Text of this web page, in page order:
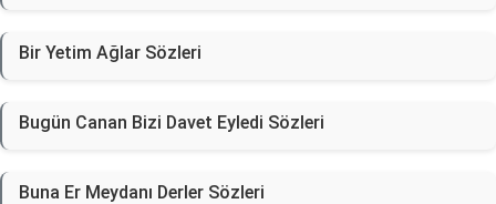
Bir Yetim Ağlar Sözleri
Bugün Canan Bizi Davet Eyledi Sözleri
Buna Er Meydanı Derler Sözleri